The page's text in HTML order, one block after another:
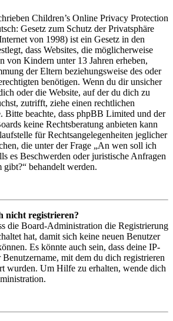
Children’s Online Privacy Protection
Gesetz zum Schutz der Privatsphäre
von 1998) ist ein Gesetz in den
dass Websites, die möglicherweise
von Kindern unter 13 Jahren erheben,
der Eltern beziehungsweise des oder
benötigen. Wenn du dir unsicher
oder die Website, auf der du dich zu
zutrifft, ziehe einen rechtlichen
Bitte beachte, dass phpBB Limited und der
keine Rechtsberatung anbieten kann
für Rechtsangelegenheiten jeglicher
die unter der Frage „An wen soll ich
es Beschwerden oder juristische Anfragen
gibt?“ behandelt werden.
nicht registrieren?
die Board-Administration die Registrierung
hat, damit sich keine neuen Benutzer
Es könnte auch sein, dass deine IP-
Benutzername, mit dem du dich registrieren
wurden. Um Hilfe zu erhalten, wende dich